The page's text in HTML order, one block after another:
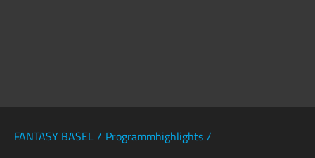
FANTASY BASEL / Programmhighlights /